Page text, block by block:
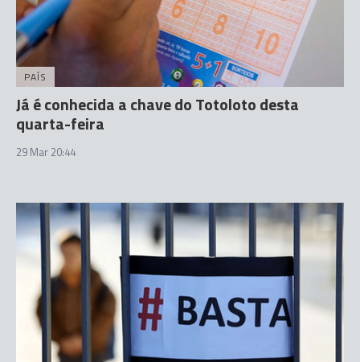
PAÍS
Já é conhecida a chave do Totoloto desta
quarta-feira
29 Mar 20:44